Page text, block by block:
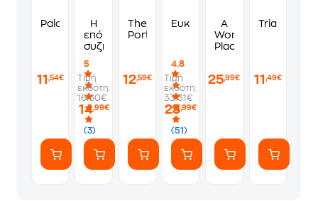
Palazzo
11 ,54€
Η
επόμενη
συζήτηση
5
(3)
Τιμή
εκδότη:
16.60€
14,99€
The
Portrait
12,59€
Ευκολάκι
4.8
(51)
Τιμή
εκδότη:
33.31€
23,99€
A
Woman's
Place
25,99€
Triangle
11 ,49€